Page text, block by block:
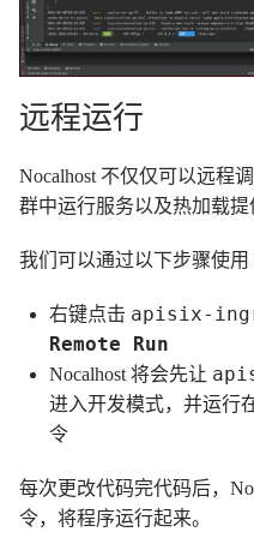
远程运行
Nocalhost 不仅仅可以远程
群中运行服务以及热加载提
我们可以通过以下步骤使用
右键点击 apisix-
Remote Run
Nocalhost 将会先让
进入开发模式，并运行
令
每次更改代码完代码后，
令，将程序运行起来。